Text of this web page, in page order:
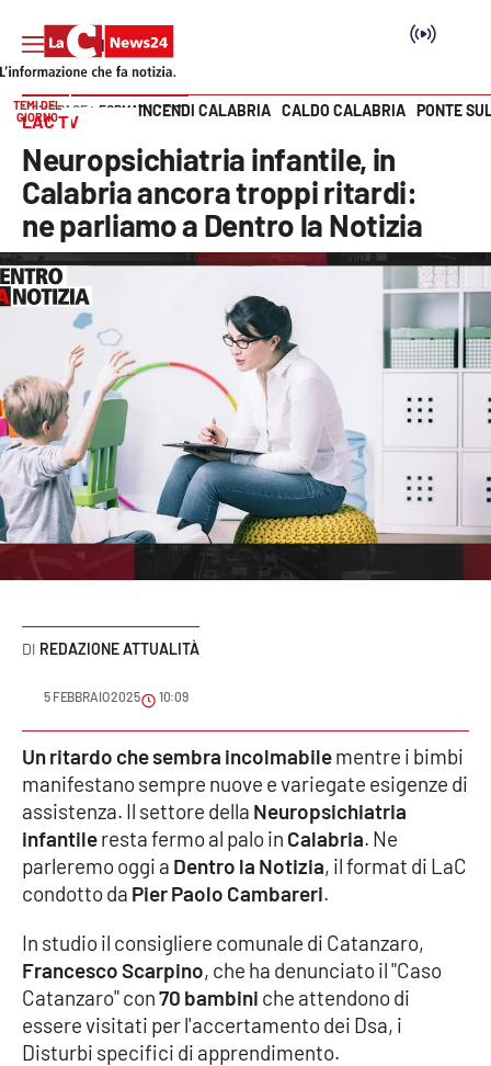
SEZIONI
Cronaca
Politica
Attualità
Economia e lavoro
Italia Mondo
Sanità
Meteo
Editoriali
VIDEO
Cronaca
Cultura
Vai
TEMI DEL
GIORNO
INCENDI CALABRIA CALDO CALABRIA PONTE
HOME PAGE FORMAT LAC TV
LAC TV
Neuropsichiatria infantile, in
Calabria ancora troppi ritardi:
ne parliamo a Dentro la Notizia
REDAZIONE ATTUALITÀ
5 FEBBRAIO 2025 10:09
Un ritardo che sembra incolmabilementre i bimbi
manifestano sempre nuove e variegate esigenze di
assistenza. Il settore della Neuropsichiatria
infantileresta fermo al palo in Calabria. Ne
parleremo oggi a Dentro la Notizia, il format di LaC
condotto da Pier Paolo Cambareri.
In studio il consigliere comunale di Catanzaro,
Francesco Scarpino, che ha denunciato il "Caso
Catanzaro" con70 bambini che attendono di
essere visitati per l'accertamento dei Dsa, i
Disturbi specifici di apprendimento.